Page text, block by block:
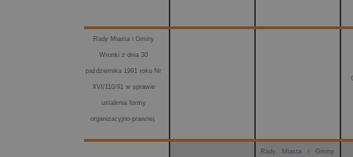
Rady Miasta i Gminy
Wronki z dnia 30
października 1991 roku Nr
XVI/110/91 w sprawie
ustalenia formy
organizacyjno-prawnej.
Rady Miasta i Gminy